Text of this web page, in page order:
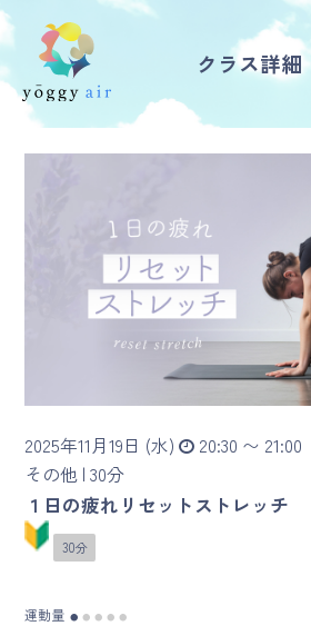
受講の流れ
インストラクター一覧
FAQ / お問い合わせ
yoggy mommy
マイページ
クラス詳細
2025年11月19日 (水)
20:30 〜 21:00
その他 | 30分
１日の疲れリセットストレッチ
30分
運動量 ● ● ● ● ●